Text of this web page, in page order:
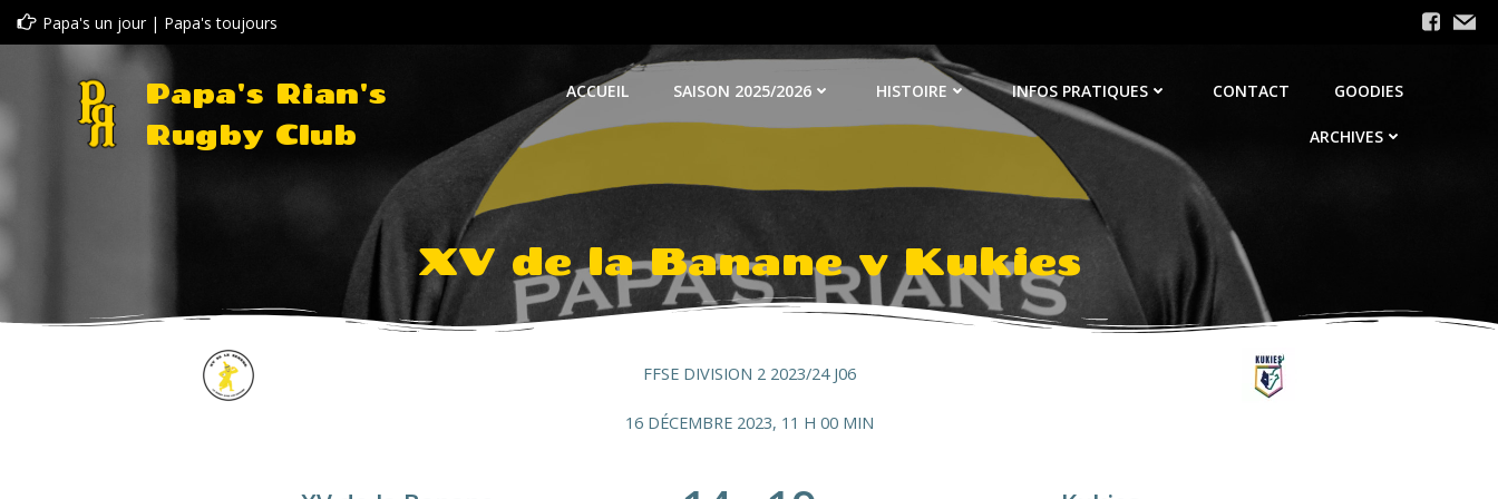
Aller
au
Papa's un jour | Papa's toujours
Papa's Rian's
Rugby Club
ACCUEIL SAISON 2025/2026 HISTOIRE INFOS PRATIQUES CONTACT GOODIES
ARCHIVES
XV de la Banane v Kukies
FFSE DIVISION 2 2023/24 J06
16 DÉCEMBRE 2023, 11 H 00 MIN